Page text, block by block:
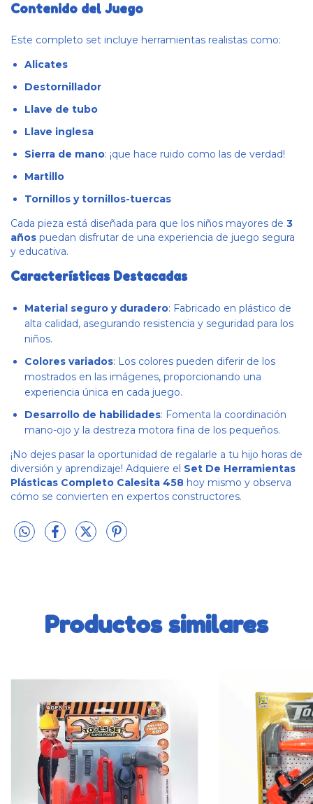
Contenido del Juego
Este completo set incluye herramientas realistas como:
Alicates
Destornillador
Llave de tubo
Llave inglesa
Sierra de mano: ¡que hace ruido como las de verdad!
Martillo
Tornillos y tornillos-tuercas
Cada pieza está diseñada para que los niños mayores de 3
años puedan disfrutar de una experiencia de juego segura
y educativa.
Características Destacadas
Material seguro y duradero: Fabricado en plástico de
alta calidad, asegurando resistencia y seguridad para los
niños.
Colores variados: Los colores pueden diferir de los
mostrados en las imágenes, proporcionando una
experiencia única en cada juego.
Desarrollo de habilidades: Fomenta la coordinación
mano-ojo y la destreza motora fina de los pequeños.
¡No dejes pasar la oportunidad de regalarle a tu hijo horas de
diversión y aprendizaje! Adquiere el Set De Herramientas
Plásticas Completo Calesita 458 hoy mismo y observa
cómo se convierten en expertos constructores.
Productos similares